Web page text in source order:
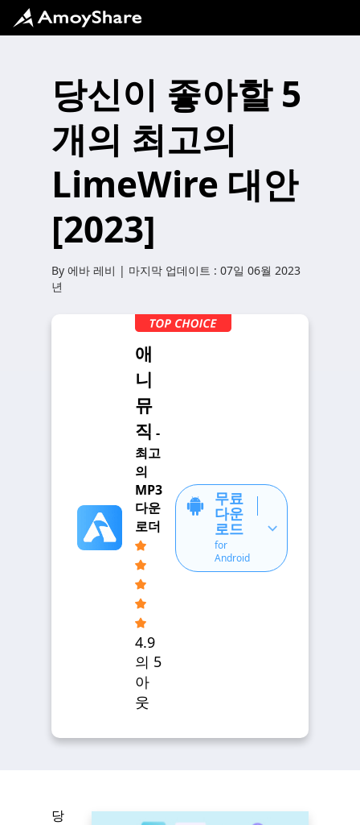
당신이 좋아할 5
개의 최고의
LimeWire 대안
[2023]
By 에바 레비 | 마지막 업데이트 : 07일 06월 2023
년
애
니
뮤
직 -
최고
의
MP3
다운
로더
4.9
의 5
아
웃
무료
다운
로드
for
Android
당